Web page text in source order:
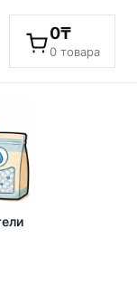
0₸
0 товара